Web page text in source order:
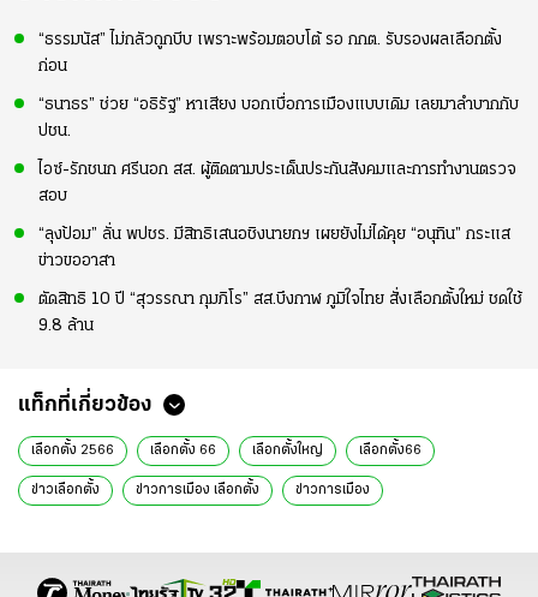
“ธรรมนัส” ไม่กลัวถูกบีบ เพราะพร้อมตอบโต้ รอ กกต. รับรองผลเลือกตั้ง
ก่อน
“ธนาธร” ช่วย “อธิรัฐ” หาเสียง บอกเบื่อการเมืองแบบเดิม เลยมาลำบากกับ
ปชน.
ไอซ์-รักชนก ศรีนอก สส. ผู้ติดตามประเด็นประกันสังคมและการทำงานตรวจ
สอบ
“ลุงป้อม” ลั่น พปชร. มีสิทธิเสนอชิงนายกฯ เผยยังไม่ได้คุย “อนุทิน” กระแส
ข่าวขออาสา
ตัดสิทธิ 10 ปี “สุวรรณา กุมภิโร” สส.บึงกาฬ ภูมิใจไทย สั่งเลือกตั้งใหม่ ชดใช้
9.8 ล้าน
แท็กที่เกี่ยวข้อง
เลือกตั้ง 2566 เลือกตั้ง 66 เลือกตั้งใหญ่ เลือกตั้ง66
ข่าวเลือกตั้ง ข่าวการเมือง เลือกตั้ง ข่าวการเมือง